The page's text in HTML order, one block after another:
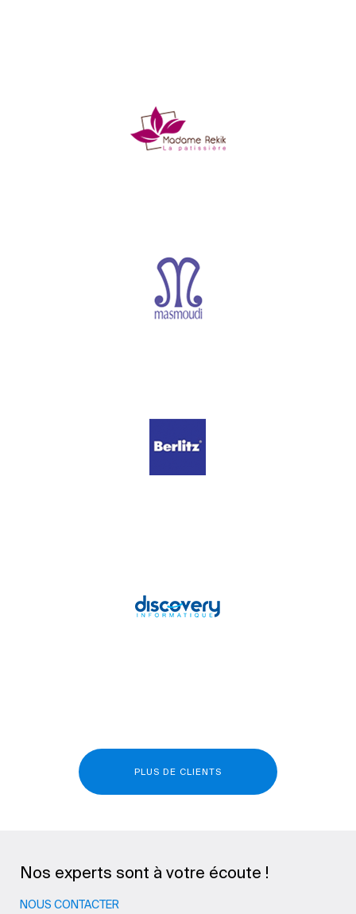
PLUS DE CLIENTS
Nos experts sont à votre écoute !
NOUS CONTACTER